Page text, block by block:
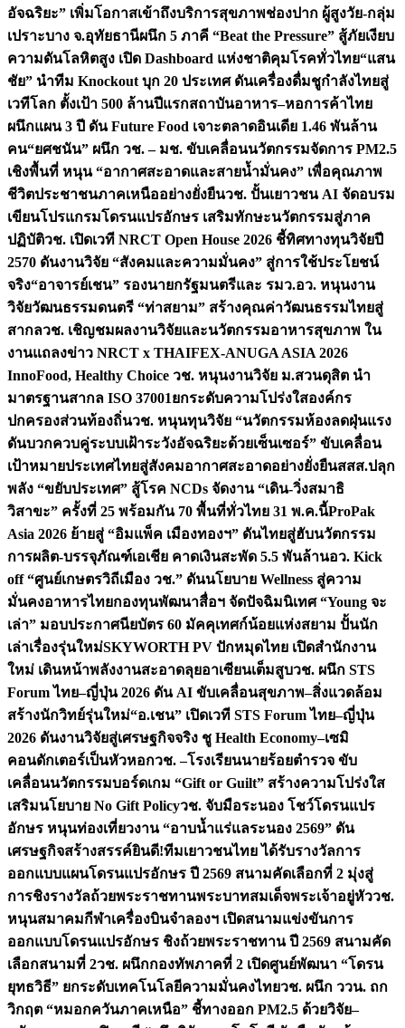
อัจฉริยะ” เพิ่มโอกาสเข้าถึงบริการสุขภาพช่องปาก ผู้สูงวัย-กลุ่ม
เปราะบาง จ.อุทัยธานีผนึก 5 ภาคี “Beat the Pressure” สู้ภัยเงียบ
ความดันโลหิตสูง เปิด Dashboard แห่งชาติคุมโรคทั่วไทย“แสน
ชัย” นำทีม Knockout บุก 20 ประเทศ ดันเครื่องดื่มชูกำลังไทยสู่
เวทีโลก ตั้งเป้า 500 ล้านปีแรกสถาบันอาหาร–หอการค้าไทย
ผนึกแผน 3 ปี ดัน Future Food เจาะตลาดอินเดีย 1.46 พันล้าน
คน“ยศชนัน” ผนึก วช. – มช. ขับเคลื่อนนวัตกรรมจัดการ PM2.5
เชิงพื้นที่ หนุน “อากาศสะอาดและสายน้ำมั่นคง” เพื่อคุณภาพ
ชีวิตประชาชนภาคเหนืออย่างยั่งยืนวช. ปั้นเยาวชน AI จัดอบรม
เขียนโปรแกรมโดรนแปรอักษร เสริมทักษะนวัตกรรมสู่ภาค
ปฏิบัติวช. เปิดเวที NRCT Open House 2026 ชี้ทิศทางทุนวิจัยปี
2570 ดันงานวิจัย “สังคมและความมั่นคง” สู่การใช้ประโยชน์
จริง“อาจารย์เชน” รองนายกรัฐมนตรีและ รมว.อว. หนุนงาน
วิจัยวัฒนธรรมดนตรี “ท่าสยาม” สร้างคุณค่าวัฒนธรรมไทยสู่
สากลวช. เชิญชมผลงานวิจัยและนวัตกรรมอาหารสุขภาพ ใน
งานแถลงข่าว NRCT x THAIFEX-ANUGA ASIA 2026
InnoFood, Healthy Choice วช. หนุนงานวิจัย ม.สวนดุสิต นำ
มาตรฐานสากล ISO 37001ยกระดับความโปร่งใสองค์กร
ปกครองส่วนท้องถิ่นวช. หนุนทุนวิจัย “นวัตกรรมห้องลดฝุ่นแรง
ดันบวกควบคู่ระบบเฝ้าระวังอัจฉริยะด้วยเซ็นเซอร์” ขับเคลื่อน
เป้าหมายประเทศไทยสู่สังคมอากาศสะอาดอย่างยั่งยืนสสส.ปลุก
พลัง “ขยับประเทศ” สู้โรค NCDs จัดงาน “เดิน-วิ่งสมาธิ
วิสาขะ” ครั้งที่ 25 พร้อมกัน 70 พื้นที่ทั่วไทย 31 พ.ค.นี้ProPak
Asia 2026 ย้ายสู่ “อิมแพ็ค เมืองทองฯ” ดันไทยสู่ฮับนวัตกรรม
การผลิต-บรรจุภัณฑ์เอเชีย คาดเงินสะพัด 5.5 พันล้านอว. Kick
off “ศูนย์เกษตรวิถีเมือง วช.” ดันนโยบาย Wellness สู่ความ
มั่นคงอาหารไทยกองทุนพัฒนาสื่อฯ จัดปัจฉิมนิเทศ “Young จะ
เล่า” มอบประกาศนียบัตร 60 มัคคุเทศก์น้อยแห่งสยาม ปั้นนัก
เล่าเรื่องรุ่นใหม่SKYWORTH PV ปักหมุดไทย เปิดสำนักงาน
ใหม่ เดินหน้าพลังงานสะอาดลุยอาเซียนเต็มสูบวช. ผนึก STS
Forum ไทย–ญี่ปุ่น 2026 ดัน AI ขับเคลื่อนสุขภาพ–สิ่งแวดล้อม
สร้างนักวิทย์รุ่นใหม่“อ.เชน” เปิดเวที STS Forum ไทย–ญี่ปุ่น
2026 ดันงานวิจัยสู่เศรษฐกิจจริง ชู Health Economy–เซมิ
คอนดักเตอร์เป็นหัวหอกวช. –โรงเรียนนายร้อยตำรวจ ขับ
เคลื่อนนวัตกรรมบอร์ดเกม “Gift or Guilt” สร้างความโปร่งใส
เสริมนโยบาย No Gift Policyวช. จับมือระนอง โชว์โดรนแปร
อักษร หนุนท่องเที่ยวงาน “อาบน้ำแร่แลระนอง 2569” ดัน
เศรษฐกิจสร้างสรรค์ยินดี!ทีมเยาวชนไทย ได้รับรางวัลการ
ออกแบบแผนโดรนแปรอักษร ปี 2569 สนามคัดเลือกที่ 2 มุ่งสู่
การชิงรางวัลถ้วยพระราชทานพระบาทสมเด็จพระเจ้าอยู่หัววช.
หนุนสมาคมกีฬาเครื่องบินจำลองฯ เปิดสนามแข่งขันการ
ออกแบบโดรนแปรอักษร ชิงถ้วยพระราชทาน ปี 2569 สนามคัด
เลือกสนามที่ 2วช. ผนึกกองทัพภาคที่ 2 เปิดศูนย์พัฒนา “โดรน
ยุทธวิธี” ยกระดับเทคโนโลยีความมั่นคงไทยวช. ผนึก ววน. ถก
วิกฤต “หมอกควันภาคเหนือ” ชี้ทางออก PM2.5 ด้วยวิจัย–